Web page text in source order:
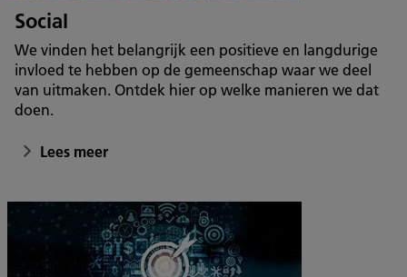
Social
We vinden het belangrijk een positieve en langdurige
invloed te hebben op de gemeenschap waar we deel
van uitmaken. Ontdek hier op welke manieren we dat
doen.
Lees meer